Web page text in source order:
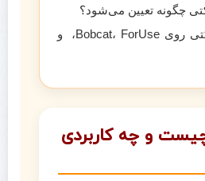
چگونه تعیین می‌شود؟
نصب جارو بابکتی روی Bobcat، ForUse، و
و چه کاربردی